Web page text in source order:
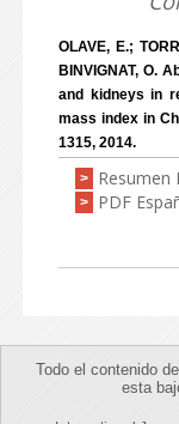
OLAVE, E.;
BINVIGNAT, O.
and kidneys in
mass index in
1315, 2014.
> Resumen
> PDF
Todo el contenido
esta